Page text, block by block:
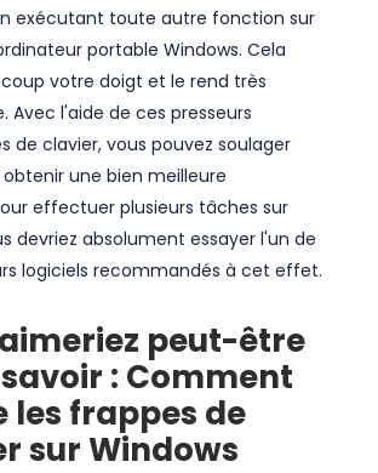
exécutant toute autre fonction sur
portable Windows. Cela
votre doigt et le rend très
Avec l'aide de ces presseurs
de clavier, vous pouvez soulager
une bien meilleure
effectuer plusieurs tâches sur
devriez absolument essayer l'un de
logiciels recommandés à cet effet.
peut-être
: Comment
les frappes de
sur Windows